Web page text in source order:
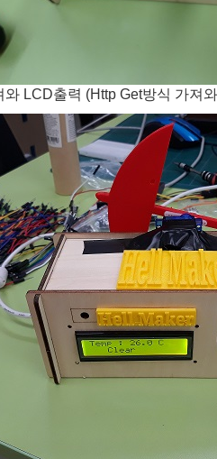
LCD출력 (Http Get방식 가져